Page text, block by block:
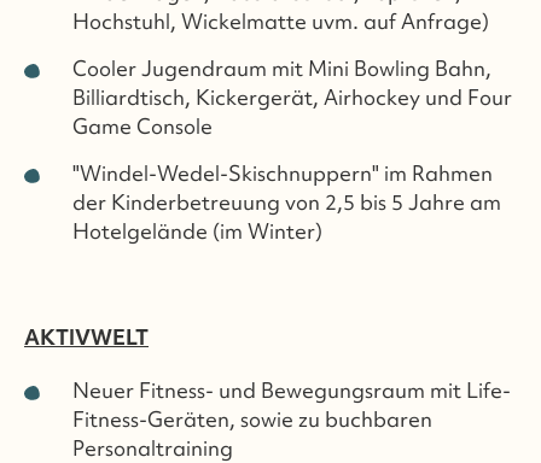
Hochstuhl, Wickelmatte uvm. auf Anfrage)
Cooler Jugendraum mit Mini Bowling Bahn,
Billiardtisch, Kickergerät, Airhockey und Four
Game Console
"Windel-Wedel-Skischnuppern" im Rahmen
der Kinderbetreuung von 2,5 bis 5 Jahre am
Hotelgelände (im Winter)
AKTIVWELT
Neuer Fitness- und Bewegungsraum mit Life-
Fitness-Geräten, sowie zu buchbaren
Personaltraining